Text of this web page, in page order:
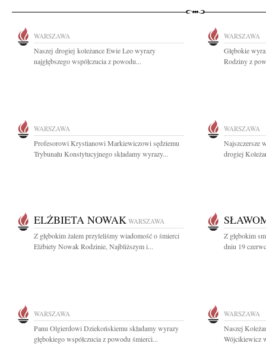
WARSZAWA
Naszej drogiej koleżance Ewie Leo wyrazy
najgłębszego współczucia z powodu...
WARSZAWA
Głębokie
Rodziny z
WARSZAWA
Profesorowi Krystianowi Markiewiczowi sędziemu
Trybunału Konstytucyjnego składamy wyrazy...
WARSZAWA
Najszczersze
drogiej
ELŻBIETA NOWAK WARSZAWA
Z głębokim żalem przyleliśmy wiadomość o śmierci
Elżbiety Nowak Rodzinie, Najbliższym i...
Z głębokim
dniu 19
WARSZAWA
Panu Olgierdowi Dziekońskiemu składamy wyrazy
głębokiego współczucia z powodu śmierci...
WARSZAWA
Naszej
Wójcikiewicz